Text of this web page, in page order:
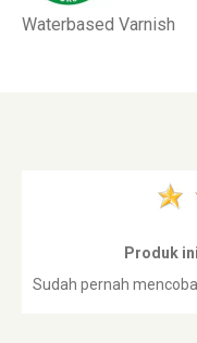
Waterbased Varnish
Produk
Sudah pernah